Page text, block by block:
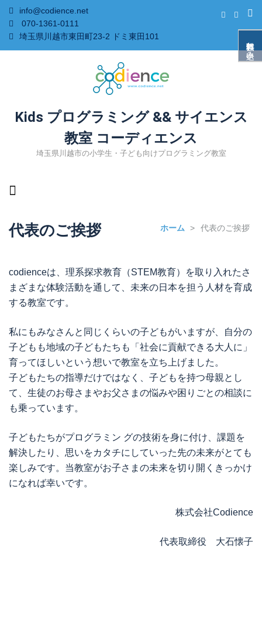
無料体験お申込み
info@codience.net
070-1361-0111
埼玉県川越市東田町23-2 ドミ東田101
Kids プログラミング && サイエンス
教室 コーディエンス
埼玉県川越市の小学生・子ども向けプログラミング教室
代表のご挨拶 ホーム > 代表のご挨拶
codienceは、理系探求教育（STEM教育）を取り入れたさ
まざまな体験活動を通して、未来の日本を担う人材を育成
する教室です。
私にもみなさんと同じくらいの子どもがいますが、自分の
子どもも地域の子どもたちも「社会に貢献できる大人に」
育ってほしいという想いで教室を立ち上げました。
子どもたちの指導だけではなく、子どもを持つ母親とし
て、生徒のお母さまやお父さまの悩みや困りごとの相談に
も乗っています。
子どもたちがプログラミン グの技術を身に付け、課題を
解決したり、思いをカタチにしていった先の未来がとても
楽しみです。当教室がお子さまの未来を切り開くきっかけ
になれば幸いです。
株式会社Codience
代表取締役 大石懐子